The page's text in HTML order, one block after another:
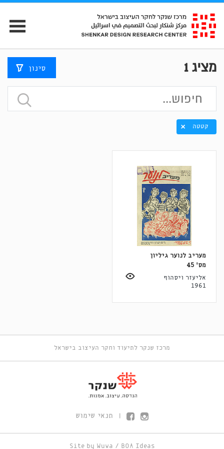
מציג1 סינון
קטטה
מעריב לנוער גיליון
מס' 45
אליעזר ויסהוף
1961
מרכז שנקר לתיעוד וחקר העיצוב בישראל
תנאי שימוש
Site by Wuwa / BOA Ideas